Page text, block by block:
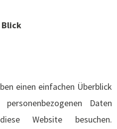
einen einfachen Überblick
Daten
Website besuchen.